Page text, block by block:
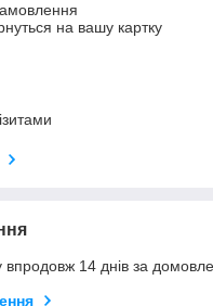
на вашу картку
14 днів за